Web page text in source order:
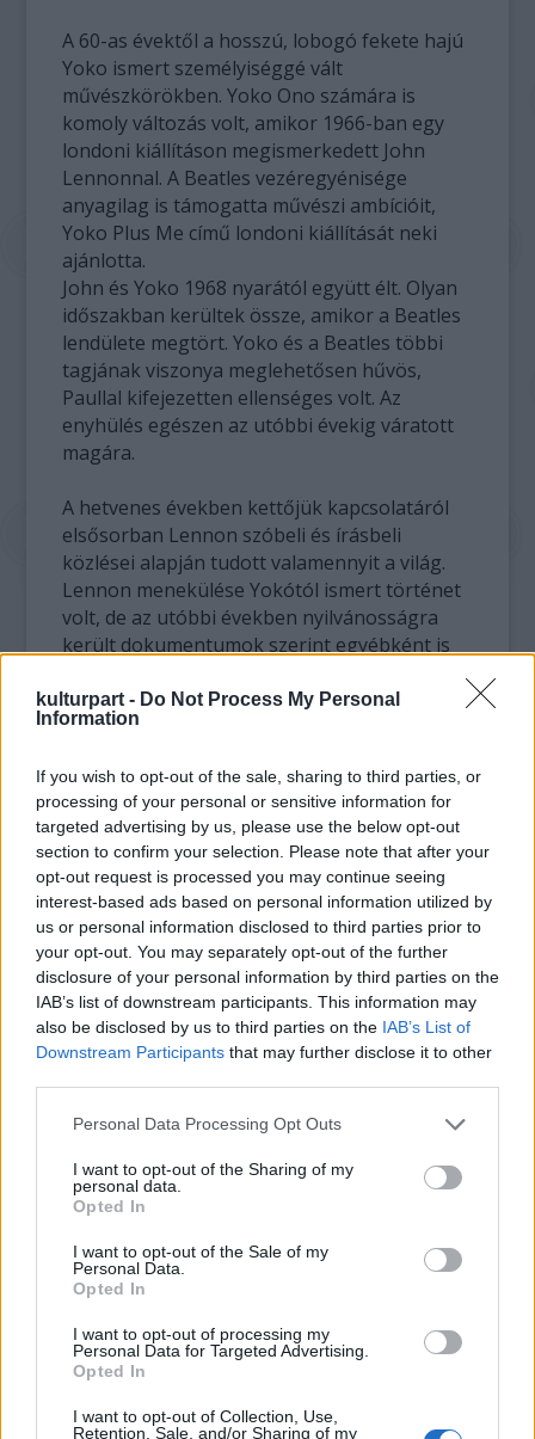
kulturpart - Do Not Process My Personal
Information
If you wish to opt-out of the sale, sharing to third parties, or
processing of your personal or sensitive information for
targeted advertising by us, please use the below opt-out
section to confirm your selection. Please note that after your
opt-out request is processed you may continue seeing
interest-based ads based on personal information utilized by
us or personal information disclosed to third parties prior to
your opt-out. You may separately opt-out of the further
disclosure of your personal information by third parties on the
IAB’s list of downstream participants. This information may
also be disclosed by us to third parties on the IAB’s List of
Downstream Participants that may further disclose it to other
Please note that this website/app uses one or more Google
not limited to your visit or usage behaviour. You may click to
grant or deny consent to Google and its third-party tags to
use your data for below specified purposes in below Google
consent section.
Personal Data Processing Opt Outs
I want to opt-out of the Sharing of my
personal data.
Opted In
I want to opt-out of the Sale of my
Personal Data.
Opted In
I want to opt-out of processing my
Personal Data for Targeted Advertising.
Opted In
I want to opt-out of Collection, Use,
Retention, Sale, and/or Sharing of my
A 60-as évektől a hosszú, lobogó fekete hajú
Yoko ismert személyiséggé vált
művészkörökben. Yoko Ono számára is
komoly változás volt, amikor 1966-ban egy
londoni kiállításon megismerkedett John
Lennonnal. A Beatles vezéregyénisége
anyagilag is támogatta művészi ambícióit,
Yoko Plus Me című londoni kiállítását neki
ajánlotta.
John és Yoko 1968 nyarától együtt élt. Olyan
időszakban kerültek össze, amikor a Beatles
lendülete megtört. Yoko és a Beatles többi
tagjának viszonya meglehetősen hűvös,
Paullal kifejezetten ellenséges volt. Az
enyhülés egészen az utóbbi évekig váratott
magára.
A hetvenes években kettőjük kapcsolatáról
elsősorban Lennon szóbeli és írásbeli
közlései alapján tudott valamennyit a világ.
Lennon menekülése Yokótól ismert történet
volt, de az utóbbi években nyilvánosságra
került dokumentumok szerint egyébként is
Ono zsarnokoskodott híres férje fölött,
állítólag különélésük idején is ő maga
miközben neki magának is volt partnere.
Ezekkel a zűrös évekkel részletesen is
foglalkozik Sebők János rockszakíró A
Dakota-ház rejtélye című könyvében.
Közös lemezeik a hatvanas évek végétől
jelentek meg, legsikeresebb albumuk a Live
Peace In Toronto. Később is együtt
készítették lemezeiket, amelyeken több
közös szerzeményük mellett Yoko Onónak is
volt önálló dala. Közös filmjeik, az Imagine és
az Élj tovább nélkülem jól ismert
Magyarországon is.
Yoko Ono viszonya ellentmondásos volt John
első házasságából született fiával, Juliannel
is, aki a lennoni örökség kiárusításával
vádolta. Az utóbbi években megbékéltek.
Yoko közben részt vállalt a kilencvenes évek
Beatles-antológiáinak, 1998-ban pedig a
négylemezes, 94 dalt tartalmazó John Lennon
Anthology és a belőle készült válogatás
megjelentetésében. Emellett járta a világot,
festegetett, lemezeket is készített. Legutóbbi